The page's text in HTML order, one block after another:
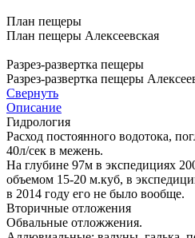
План пещеры
План пещеры Алексеевская
Разрез-развертка пещеры
Разрез-развертка пещеры
Свернуть
Описание
Гидрология
Расход постоянного водотока,
40л/сек в межень.
На глубине 97м в экспедициях
объемом 15-20 м.куб, в
в 2014 году его не было вообще.
Вторичные отложения
Обвальные отложжения.